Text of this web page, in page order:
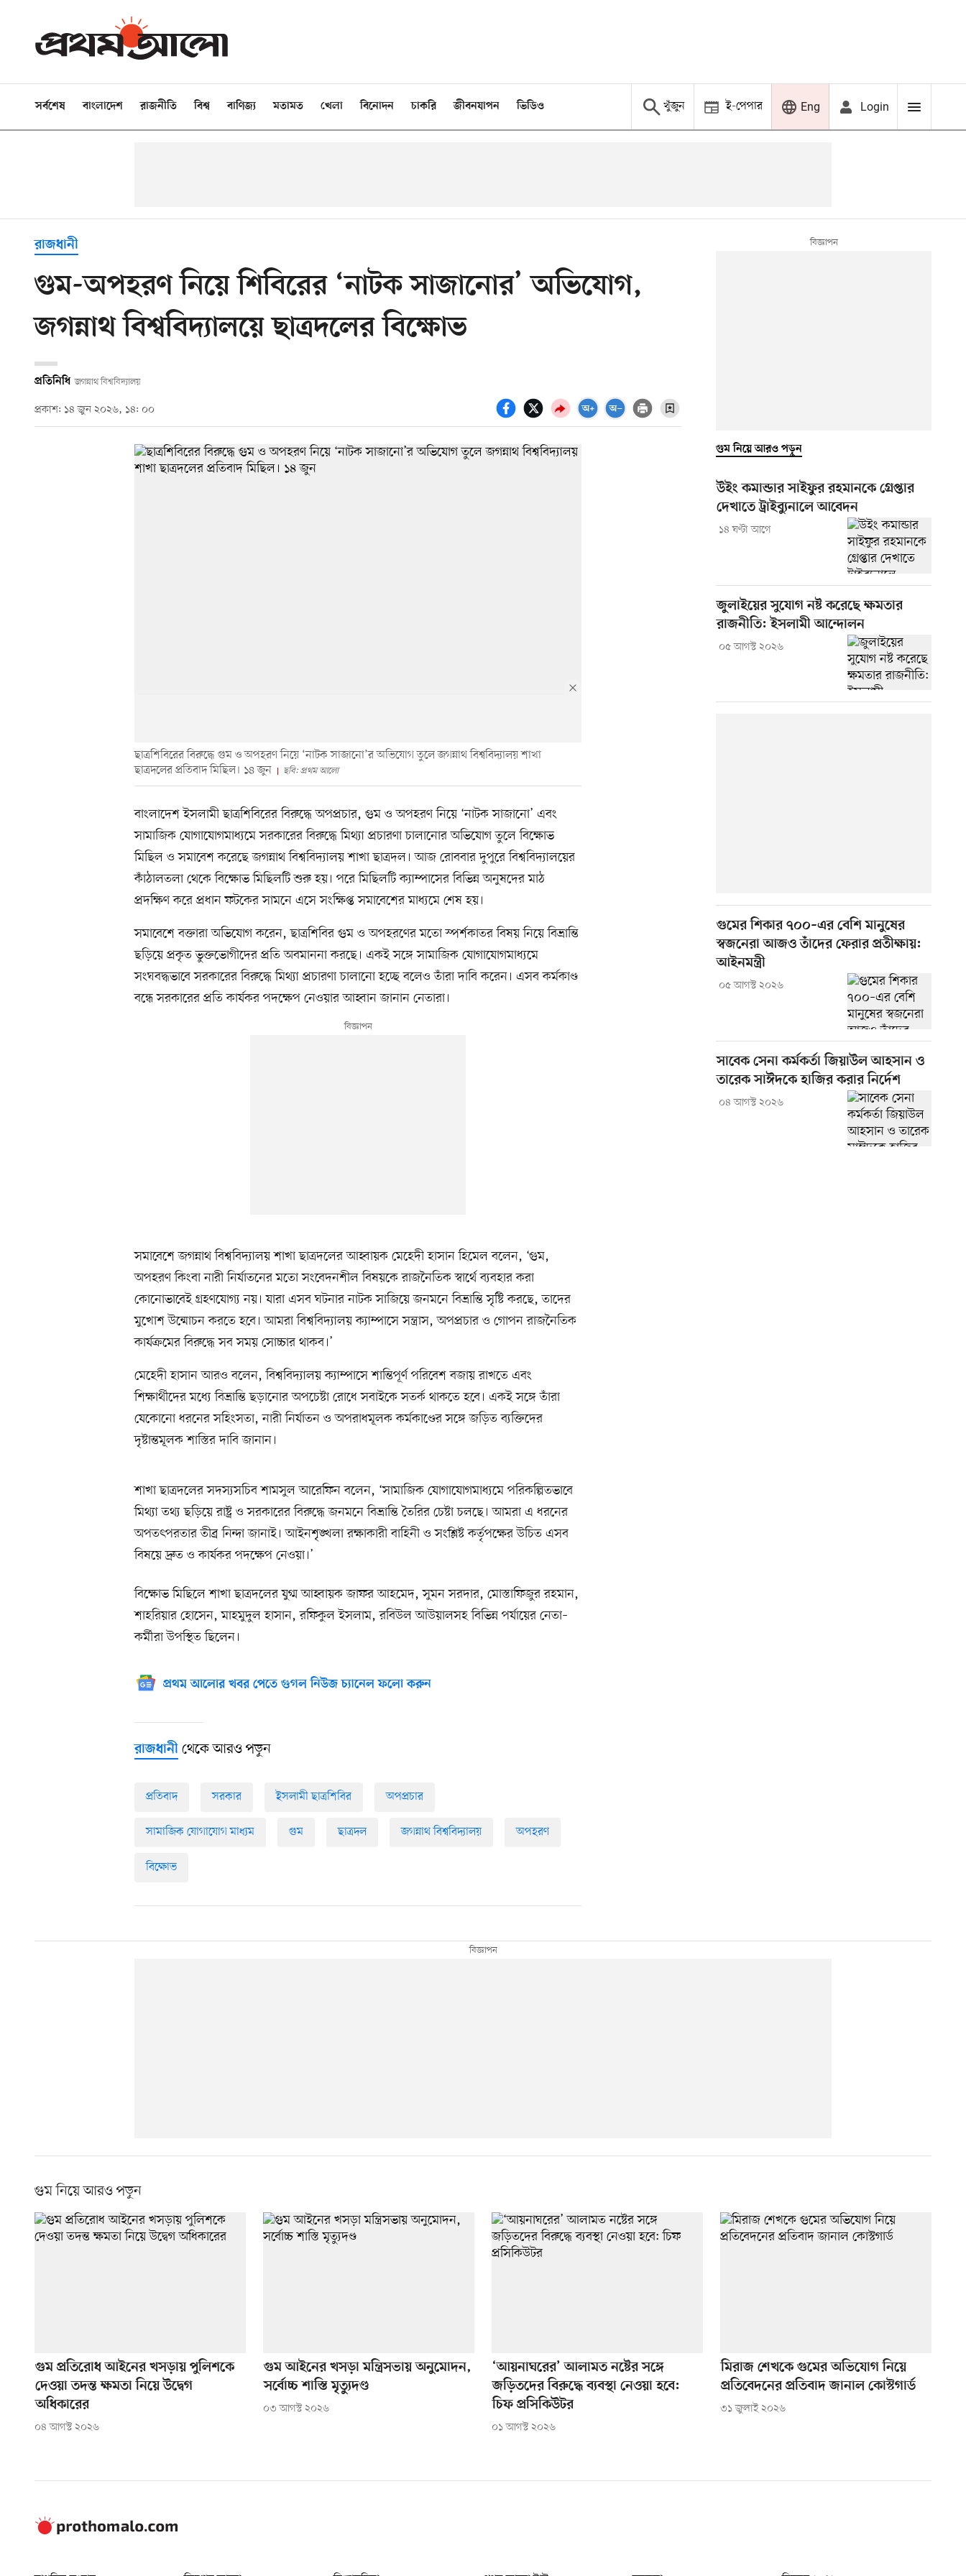
সর্বশেষ বাংলাদেশ রাজনীতি বিশ্ব বাণিজ্য মতামত খেলা বিনোদন চাকরি জীবনযাপন ভিডিও খুঁজুন ই-পেপার Eng Login
রাজধানী
গুম-অপহরণ নিয়ে শিবিরের ‘নাটক সাজানোর’ অভিযোগ,
জগন্নাথ বিশ্ববিদ্যালয়ে ছাত্রদলের বিক্ষোভ
প্রতিনিধি জগন্নাথ বিশ্ববিদ্যালয়
প্রকাশ: ১৪ জুন ২০২৬, ১৪: ০০
ছাত্রশিবিরের বিরুদ্ধে গুম ও অপহরণ নিয়ে ‘নাটক সাজানো’র অভিযোগ তুলে জগন্নাথ বিশ্ববিদ্যালয় শাখা
ছাত্রদলের প্রতিবাদ মিছিল। ১৪ জুন
ছবি: প্রথম আলো
বাংলাদেশ ইসলামী ছাত্রশিবিরের বিরুদ্ধে অপপ্রচার, গুম ও অপহরণ নিয়ে ‘নাটক সাজানো’ এবং
সামাজিক যোগাযোগমাধ্যমে সরকারের বিরুদ্ধে মিথ্যা প্রচারণা চালানোর অভিযোগ তুলে বিক্ষোভ
মিছিল ও সমাবেশ করেছে জগন্নাথ বিশ্ববিদ্যালয় শাখা ছাত্রদল। আজ রোববার দুপুরে বিশ্ববিদ্যালয়ের
কাঁঠালতলা থেকে বিক্ষোভ মিছিলটি শুরু হয়। পরে মিছিলটি ক্যাম্পাসের বিভিন্ন অনুষদের মাঠ
প্রদক্ষিণ করে প্রধান ফটকের সামনে এসে সংক্ষিপ্ত সমাবেশের মাধ্যমে শেষ হয়।
সমাবেশে বক্তারা অভিযোগ করেন, ছাত্রশিবির গুম ও অপহরণের মতো স্পর্শকাতর বিষয় নিয়ে বিভ্রান্তি
ছড়িয়ে প্রকৃত ভুক্তভোগীদের প্রতি অবমাননা করছে। একই সঙ্গে সামাজিক যোগাযোগমাধ্যমে
সংঘবদ্ধভাবে সরকারের বিরুদ্ধে মিথ্যা প্রচারণা চালানো হচ্ছে বলেও তাঁরা দাবি করেন। এসব কর্মকাণ্ড
বন্ধে সরকারের প্রতি কার্যকর পদক্ষেপ নেওয়ার আহ্বান জানান নেতারা।
সমাবেশে জগন্নাথ বিশ্ববিদ্যালয় শাখা ছাত্রদলের আহ্বায়ক মেহেদী হাসান হিমেল বলেন, ‘গুম,
অপহরণ কিংবা নারী নির্যাতনের মতো সংবেদনশীল বিষয়কে রাজনৈতিক স্বার্থে ব্যবহার করা
কোনোভাবেই গ্রহণযোগ্য নয়। যারা এসব ঘটনার নাটক সাজিয়ে জনমনে বিভ্রান্তি সৃষ্টি করছে, তাদের
মুখোশ উন্মোচন করতে হবে। আমরা বিশ্ববিদ্যালয় ক্যাম্পাসে সন্ত্রাস, অপপ্রচার ও গোপন রাজনৈতিক
কার্যক্রমের বিরুদ্ধে সব সময় সোচ্চার থাকব।’
মেহেদী হাসান আরও বলেন, বিশ্ববিদ্যালয় ক্যাম্পাসে শান্তিপূর্ণ পরিবেশ বজায় রাখতে এবং
শিক্ষার্থীদের মধ্যে বিভ্রান্তি ছড়ানোর অপচেষ্টা রোধে সবাইকে সতর্ক থাকতে হবে। একই সঙ্গে তাঁরা
যেকোনো ধরনের সহিংসতা, নারী নির্যাতন ও অপরাধমূলক কর্মকাণ্ডের সঙ্গে জড়িত ব্যক্তিদের
দৃষ্টান্তমূলক শাস্তির দাবি জানান।
শাখা ছাত্রদলের সদস্যসচিব শামসুল আরেফিন বলেন, ‘সামাজিক যোগাযোগমাধ্যমে পরিকল্পিতভাবে
মিথ্যা তথ্য ছড়িয়ে রাষ্ট্র ও সরকারের বিরুদ্ধে জনমনে বিভ্রান্তি তৈরির চেষ্টা চলছে। আমরা এ ধরনের
অপতৎপরতার তীব্র নিন্দা জানাই। আইনশৃঙ্খলা রক্ষাকারী বাহিনী ও সংশ্লিষ্ট কর্তৃপক্ষের উচিত এসব
বিষয়ে দ্রুত ও কার্যকর পদক্ষেপ নেওয়া।’
বিক্ষোভ মিছিলে শাখা ছাত্রদলের যুগ্ম আহ্বায়ক জাফর আহমেদ, সুমন সরদার, মোস্তাফিজুর রহমান,
শাহরিয়ার হোসেন, মাহমুদুল হাসান, রফিকুল ইসলাম, রবিউল আউয়ালসহ বিভিন্ন পর্যায়ের নেতা–
কর্মীরা উপস্থিত ছিলেন।
প্রথম আলোর খবর পেতে গুগল নিউজ চ্যানেল ফলো করুন
রাজধানী থেকে আরও পড়ুন
প্রতিবাদ সরকার ইসলামী ছাত্রশিবির অপপ্রচার
সামাজিক যোগাযোগ মাধ্যম গুম ছাত্রদল জগন্নাথ বিশ্ববিদ্যালয় অপহরণ
বিক্ষোভ
গুম নিয়ে আরও পড়ুন
উইং কমান্ডার সাইফুর রহমানকে গ্রেপ্তার
দেখাতে ট্রাইব্যুনালে আবেদন
১৪ ঘণ্টা আগে
জুলাইয়ের সুযোগ নষ্ট করেছে ক্ষমতার
রাজনীতি: ইসলামী আন্দোলন
০৫ আগস্ট ২০২৬
গুমের শিকার ৭০০–এর বেশি মানুষের
স্বজনেরা আজও তাঁদের ফেরার প্রতীক্ষায়:
আইনমন্ত্রী
০৫ আগস্ট ২০২৬
সাবেক সেনা কর্মকর্তা জিয়াউল আহসান ও
তারেক সাঈদকে হাজির করার নির্দেশ
০৪ আগস্ট ২০২৬
গুম নিয়ে আরও পড়ুন
গুম প্রতিরোধ আইনের খসড়ায় পুলিশকে
দেওয়া তদন্ত ক্ষমতা নিয়ে উদ্বেগ
অধিকারের
০৪ আগস্ট ২০২৬
গুম আইনের খসড়া মন্ত্রিসভায় অনুমোদন,
সর্বোচ্চ শাস্তি মৃত্যুদণ্ড
০৩ আগস্ট ২০২৬
‘আয়নাঘরের’ আলামত নষ্টের সঙ্গে
জড়িতদের বিরুদ্ধে ব্যবস্থা নেওয়া হবে:
চিফ প্রসিকিউটর
০১ আগস্ট ২০২৬
মিরাজ শেখকে গুমের অভিযোগ নিয়ে
প্রতিবেদনের প্রতিবাদ জানাল কোস্টগার্ড
৩১ জুলাই ২০২৬